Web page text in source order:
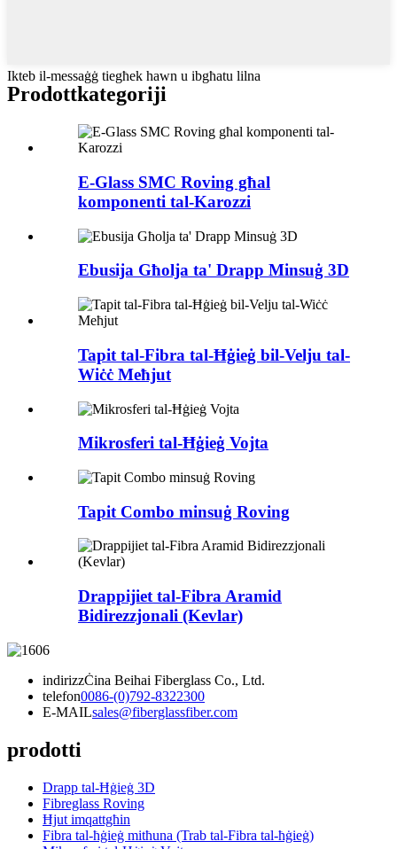
Ikteb il-messaġġ tiegħek hawn u ibgħatu lilna
Prodottkategoriji
E-Glass SMC Roving għal
komponenti tal-Karozzi
Ebusija Għolja ta' Drapp Minsuġ 3D
Tapit tal-Fibra tal-Ħġieġ bil-Velju tal-
Wiċċ Meħjut
Mikrosferi tal-Ħġieġ Vojta
Tapit Combo minsuġ Roving
Drappijiet tal-Fibra Aramid
Bidirezzjonali (Kevlar)
indirizzĊina Beihai Fiberglass Co., Ltd.
telefon0086-(0)792-8322300
E-MAILsales@fiberglassfiber.com
prodotti
Drapp tal-Ħġieġ 3D
Fibreglass Roving
Ħjut imqattgħin
Fibra tal-ħġieġ mitħuna (Trab tal-Fibra tal-ħġieġ)